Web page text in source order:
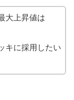
大上昇値は
キに採用したい